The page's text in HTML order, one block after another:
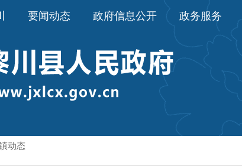
要闻动态 政府信息公开 政务服务
动态